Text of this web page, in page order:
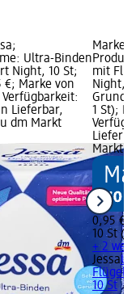
Ultra-Binden
Night, 10 St;
€; Marke von
Lieferbar,
dm Markt
Marke:
mit
Night,
1 St);
Markt
0,95 €
10 St
+ 2
Jessa
Flügeln
10 St